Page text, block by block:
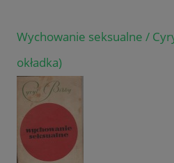
Wychowanie seksualne /
okładka)